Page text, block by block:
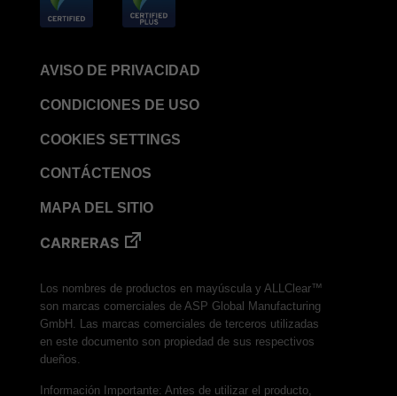
AVISO DE PRIVACIDAD
CONDICIONES DE USO
COOKIES SETTINGS
CONTÁCTENOS
MAPA DEL SITIO
CARRERAS
Los nombres de productos en mayúscula y ALLClear™
son marcas comerciales de ASP Global Manufacturing
GmbH. Las marcas comerciales de terceros utilizadas
en este documento son propiedad de sus respectivos
dueños.
Información Importante: Antes de utilizar el producto,